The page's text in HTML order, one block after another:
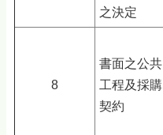
之決定
8
書面之公共
工程及採購
契約